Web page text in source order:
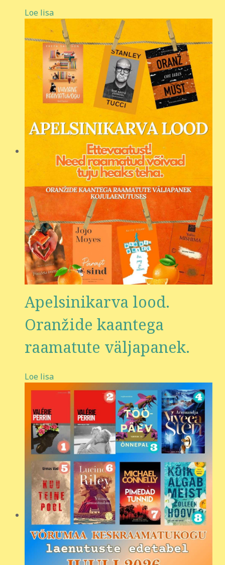
Loe lisa
Apelsinikarva lood.
Oranžide kaantega
raamatute väljapanek.
Loe lisa